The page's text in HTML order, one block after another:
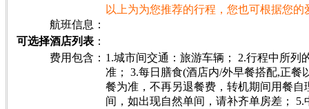
以上为为您推荐的行程，您也可根据您
航班信息：
可选择酒店列表 ：
费用包含： 1.城市间交通：旅游车辆； 2.行程中所列
准； 3.每日膳食(酒店内/外早餐搭配,正
餐为准，不再另退餐费，转机期间用餐
间，如出现自然单间，请补齐单房差；